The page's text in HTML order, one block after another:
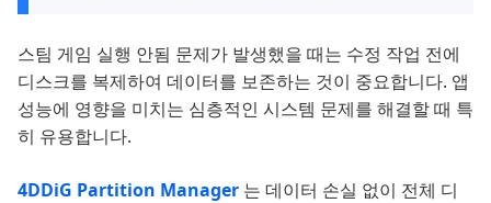
스팀 게임 실행 안됨 문제가 발생했을 때는 수정 작업 전에
디스크를 복제하여 데이터를 보존하는 것이 중요합니다. 앱
성능에 영향을 미치는 심층적인 시스템 문제를 해결할 때 특
히 유용합니다.
4DDiG Partition Manager 는 데이터 손실 없이 전체 디